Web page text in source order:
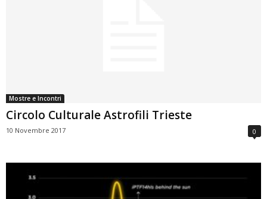
Mostre e Incontri
Circolo Culturale Astrofili Trieste
10 Novembre 2017 0